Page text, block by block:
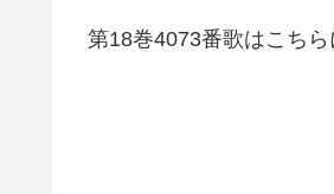
第18巻4073番歌はこちら